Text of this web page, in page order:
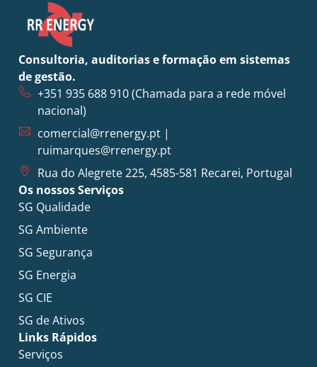
Consultoria, auditorias e formação em sistemas
de gestão.
+351 935 688 910(Chamada para a rede móvel
nacional)
comercial@rrenergy.pt |
ruimarques@rrenergy.pt
Rua do Alegrete 225, 4585-581 Recarei, Portugal
Os nossos Serviços
SG Qualidade
SG Ambiente
SG Segurança
SG Energia
SG CIE
SG de Ativos
Links Rápidos
Serviços